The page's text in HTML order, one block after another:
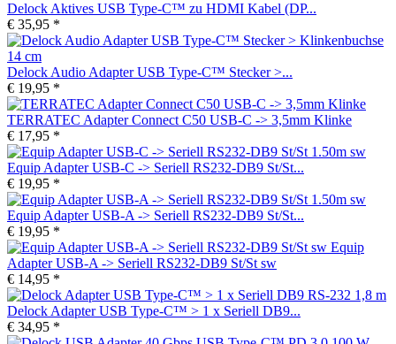
Delock Aktives USB Type-C™ zu HDMI Kabel (DP...
€ 35,95 *
Delock Audio Adapter USB Type-C™ Stecker >...
€ 19,95 *
TERRATEC Adapter Connect C50 USB-C -> 3,5mm Klinke
€ 17,95 *
Equip Adapter USB-C -> Seriell RS232-DB9 St/St...
€ 19,95 *
Equip Adapter USB-A -> Seriell RS232-DB9 St/St...
€ 19,95 *
Equip
Adapter USB-A -> Seriell RS232-DB9 St/St sw
€ 14,95 *
Delock Adapter USB Type-C™ > 1 x Seriell DB9...
€ 34,95 *